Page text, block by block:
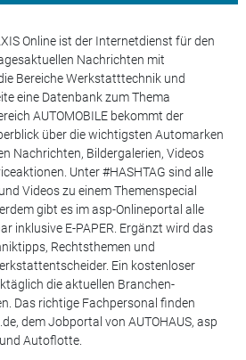
Online ist der Internetdienst für den
Nachrichten mit
Bereiche Werkstatttechnik und
eine Datenbank zum Thema
AUTOMOBILE bekommt der
über die wichtigsten Automarken
Nachrichten, Bildergalerien, Videos
Unter #HASHTAG sind alle
Videos zu einem Themenspecial
gibt es im asp-Onlineportal alle
inklusive E-PAPER. Ergänzt wird das
Rechtsthemen und
Ein kostenloser
die aktuellen Branchen-
Das richtige Fachpersonal finden
dem Jobportal von AUTOHAUS, asp
und Autoflotte.